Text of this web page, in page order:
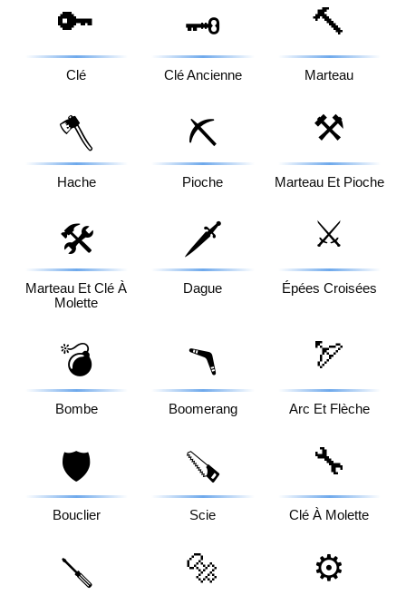
🔑
Clé
🗝️
Clé Ancienne
🔨
Marteau
🪓
Hache
⛏️
Pioche
⚒️
Marteau Et Pioche
🛠️
Marteau Et Clé À
Molette
🗡️
Dague
⚔️
Épées Croisées
💣
Bombe
🪃
Boomerang
🏹
Arc Et Flèche
🛡️
Bouclier
🪚
Scie
🔧
Clé À Molette
🪛 🔩 ⚙️